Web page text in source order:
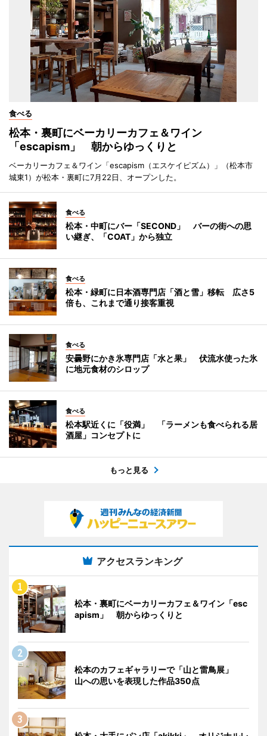
食べる
松本・裏町にベーカリーカフェ＆ワイン
「escapism」 朝からゆっくりと
ベーカリーカフェ＆ワイン「escapism（エスケイピズム）」（松本市
城東1）が松本・裏町に7月22日、オープンした。
食べる
松本・中町にバー「SECOND」 バーの街への思
い継ぎ、「COAT」から独立
食べる
松本・緑町に日本酒専門店「酒と雪」移転 広さ5
倍も、これまで通り接客重視
食べる
安曇野にかき氷専門店「水と果」 伏流水使った氷
に地元食材のシロップ
食べる
松本駅近くに「役満」 「ラーメンも食べられる居
酒屋」コンセプトに
もっと見る
アクセスランキング
松本・裏町にベーカリーカフェ＆ワイン「esc
apism」 朝からゆっくりと
松本のカフェギャラリーで「山と雷鳥展」
山への思いを表現した作品350点